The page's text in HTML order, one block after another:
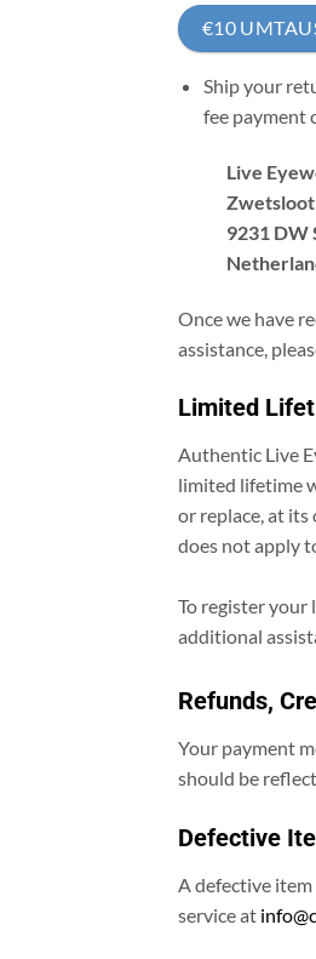
€10
Ship your
fee payment
Live
9231 DW
Once we have
assistance,
Limited
Authentic Live
limited lifetime
or replace, at its
does not apply
To register your
additional
Refunds,
Your payment
should be
Defective
A defective item
service at